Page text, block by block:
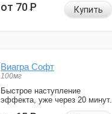
от 70Р Купить
Виагра Софт
100мг
Быстрое наступление
эффекта, уже через 20 минут.